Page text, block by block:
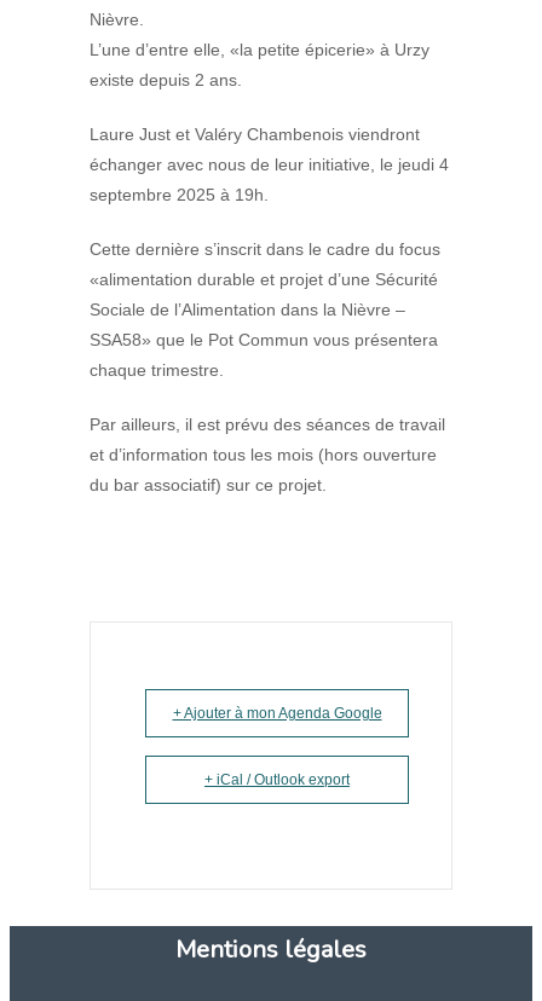
Nièvre.
L’une d’entre elle, «la petite épicerie» à Urzy
existe depuis 2 ans.
Laure Just et Valéry Chambenois viendront
échanger avec nous de leur initiative, le jeudi 4
septembre 2025 à 19h.
Cette dernière s’inscrit dans le cadre du focus
«alimentation durable et projet d’une Sécurité
Sociale de l’Alimentation dans la Nièvre –
SSA58» que le Pot Commun vous présentera
chaque trimestre.
Par ailleurs, il est prévu des séances de travail
et d’information tous les mois (hors ouverture
du bar associatif) sur ce projet.
+ Ajouter à mon Agenda Google
+ iCal / Outlook export
Mentions légales